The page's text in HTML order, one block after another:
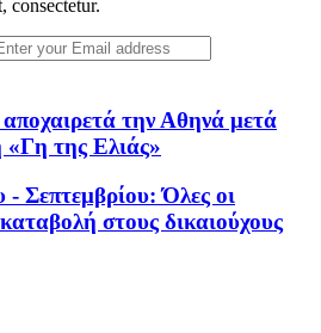
consectetur.
την Αθηνά μετά
«Γη της Ελιάς»
- Σεπτεμβρίου: Όλες οι
στους δικαιούχους